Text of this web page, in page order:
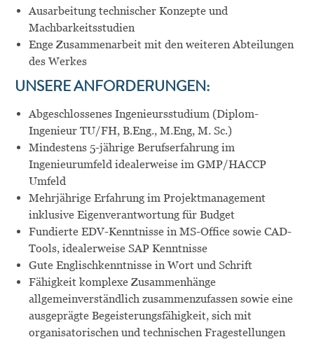
Ausarbeitung technischer Konzepte und
Machbarkeitsstudien
Enge Zusammenarbeit mit den weiteren Abteilungen
des Werkes
UNSEREANFORDERUNGEN:
Abgeschlossenes Ingenieursstudium (Diplom-
Ingenieur TU/FH, B.Eng., M.Eng, M. Sc.)
Mindestens 5-jährige Berufserfahrung im
Ingenieurumfeld idealerweise im GMP/HACCP
Umfeld
Mehrjährige Erfahrung im Projektmanagement
inklusive Eigenverantwortung für Budget
Fundierte EDV-Kenntnisse in MS-Office sowie CAD-
Tools, idealerweise SAP Kenntnisse
Gute Englischkenntnisse in Wort und Schrift
Fähigkeit komplexe Zusammenhänge
allgemeinverständlich zusammenzufassen sowie eine
ausgeprägte Begeisterungsfähigkeit, sich mit
organisatorischen und technischen Fragestellungen